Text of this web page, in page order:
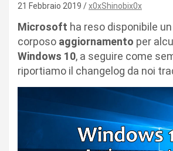
21 Febbraio 2019 x0xShinobix0x
Microsoft ha reso disponibile
corposo aggiornamento per
Windows 10, a seguire come
riportiamo il changelog da noi